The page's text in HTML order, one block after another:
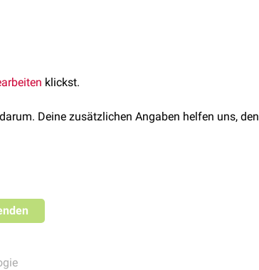
klickst.
Deine zusätzlichen Angaben helfen uns, den